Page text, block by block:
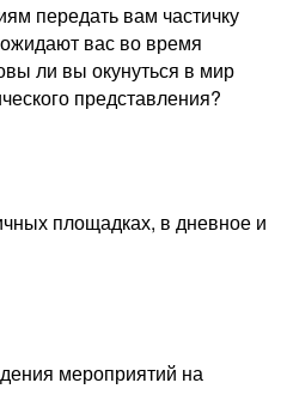
передать вам частичку
вас во время
ли вы окунуться в мир
представления?
площадках, в дневное и
мероприятий на